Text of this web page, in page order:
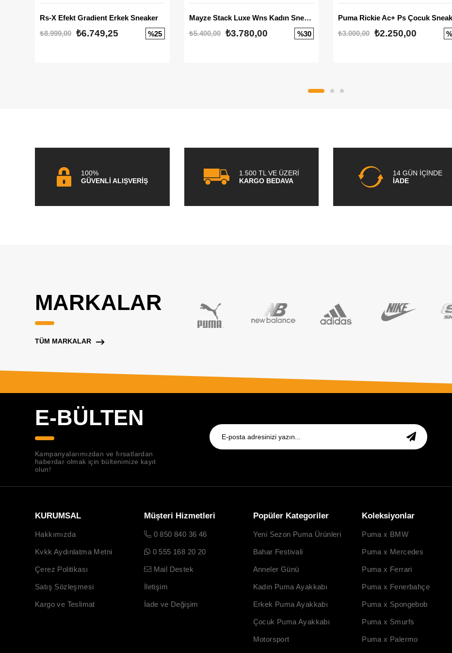
Rs-X Efekt Gradient Erkek Sneaker
₺8.999,00 ₺6.749,25 %25
Mayze Stack Luxe Wns Kadın Sneaker
₺5.400,00
₺3.780,00 %30
Puma Rickie Ac+ Ps Çocuk
₺3.000,00 ₺2.250,00
100%
GÜVENLİ ALIŞVERİŞ
1.500 TL VE ÜZERİ
KARGO BEDAVA
14 GÜN İÇİNDE
İADE
MARKALAR
TÜM MARKALAR
E-BÜLTEN
Kampanyalarımızdan ve fırsatlardan
haberdar olmak için bültenimize kayıt
olun!
KURUMSAL
Hakkımızda
Kvkk Aydınlatma Metni
Çerez Politikası
Satış Sözleşmesi
Kargo ve Teslimat
Müşteri Hizmetleri
0 850 840 36 46
0 555 168 20 20
Mail Destek
İletişim
İade ve Değişim
Popüler Kategoriler
Yeni Sezon Puma Ürünleri
Bahar Festivali
Anneler Günü
Kadın Puma Ayakkabı
Erkek Puma Ayakkabı
Çocuk Puma Ayakkabı
Motorsport
Koleksiyonlar
Puma x BMW
Puma x Mercedes
Puma x Ferrari
Puma x Fenerbahçe
Puma x Spongebob
Puma x Smurfs
Puma x Palermo